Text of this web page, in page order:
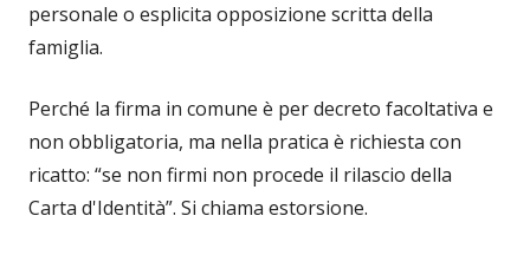
personale o esplicita opposizione scritta della
famiglia.
Perché la firma in comune è per decreto facoltativa e
non obbligatoria, ma nella pratica è richiesta con
ricatto: “se non firmi non procede il rilascio della
Carta d'Identità”. Si chiama estorsione.